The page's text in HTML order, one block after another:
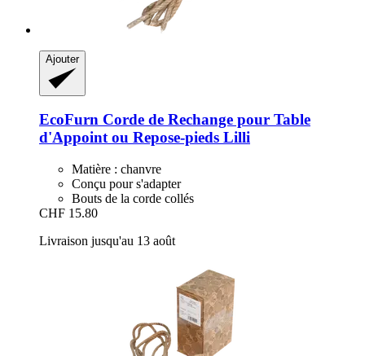
Ajouter
EcoFurn Corde de Rechange pour Table
d'Appoint ou Repose-​pieds Lilli
Matière : chanvre
Conçu pour s'adapter
Bouts de la corde collés
CHF 15.80
Livraison jusqu'au 13 août